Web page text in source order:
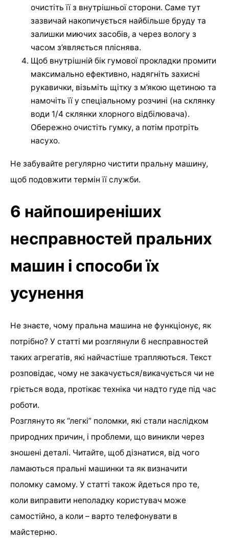
очистіть її з внутрішньої сторони. Саме тут
зазвичай накопичується найбільше бруду та
залишки миючих засобів, а через вологу з
часом з’являється пліснява.
Щоб внутрішній бік гумової прокладки промити
максимально ефективно, надягніть захисні
рукавички, візьміть щітку з м’якою щетиною та
намочіть її у спеціальному розчині (на склянку
води 1/4 склянки хлорного відбілювача).
Обережно очистіть гумку, а потім протріть
насухо.
Не забувайте регулярно чистити пральну машину,
щоб подовжити термін її служби.
6 найпоширеніших
несправностей пральних
машин і способи їх
усунення
Не знаєте, чому пральна машина не функціонує, як
потрібно? У статті ми розглянули 6 несправностей
таких агрегатів, які найчастіше трапляються. Текст
розповідає, чому не закачується/викачується чи не
гріється вода, протікає техніка чи надто гуде під час
роботи.
Розглянуто як “легкі” поломки, які стали наслідком
природних причин, і проблеми, що виникли через
зношені деталі. Читайте, щоб дізнатися, від чого
ламаються пральні машинки та як визначити
поломку самому. У статті також йдеться про те,
коли виправити неполадку користувач може
самостійно, а коли – варто телефонувати в
майстерню.